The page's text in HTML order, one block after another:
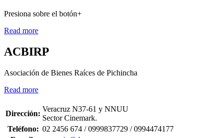
Presiona sobre el botón+
Read more
ACBIRP
Asociación de Bienes Raíces de Pichincha
Read more
Dirección:
Veracruz N37-61 y NNUU
Sector Cinemark.
Teléfono: 02 2456 674 / 0999837729 / 0994474177